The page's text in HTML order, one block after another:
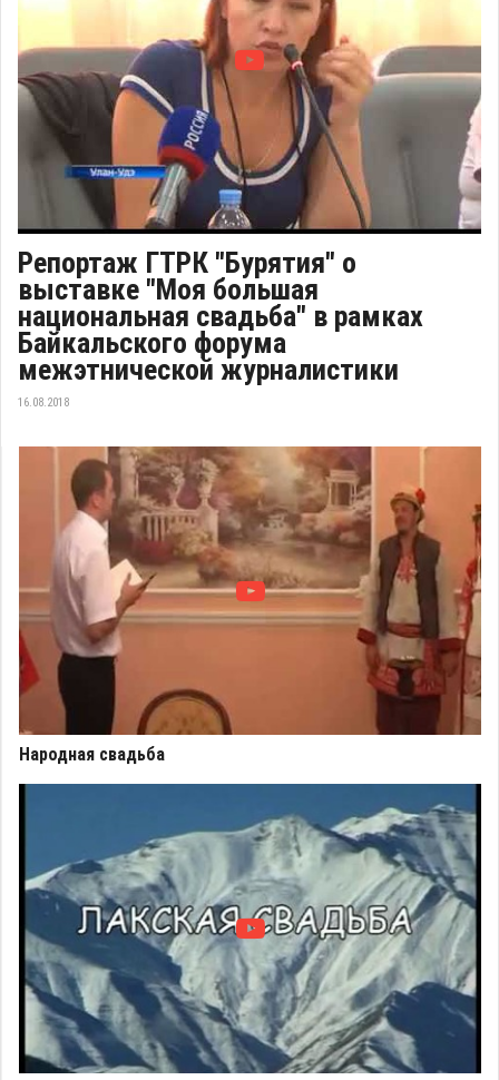
Репортаж ГТРК "Бурятия" о
выставке "Моя большая
национальная свадьба" в рамках
Байкальского форума
межэтнической журналистики
16.08.2018
Народная свадьба